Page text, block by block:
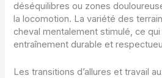
déséquilibres ou zones
la locomotion. La variété des
cheval mentalement stimulé, ce
entraînement durable et
Les transitions d’allures et travail